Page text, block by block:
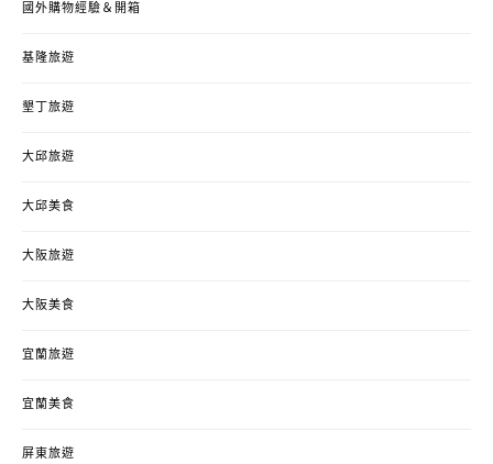
國外購物經驗＆開箱
基隆旅遊
墾丁旅遊
大邱旅遊
大邱美食
大阪旅遊
大阪美食
宜蘭旅遊
宜蘭美食
屏東旅遊